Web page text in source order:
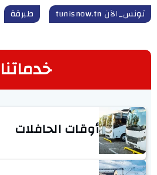
تونس_الآن tunisnow.tn
طبرقة
خدماتنا
أوقات الحافلات